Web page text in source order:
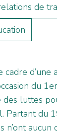
de
cadre d’une
du
des luttes
Partant du
n’ont